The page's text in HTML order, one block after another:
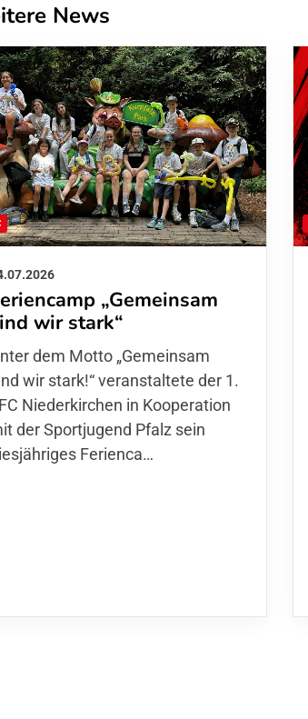
News
„Gemeinsam
wir stark“
dem Motto „Gemeinsam sind
stark!“ veranstaltete der 1. FFC
in Kooperation mit
Sportjugend Pfalz sein
Ferienca…